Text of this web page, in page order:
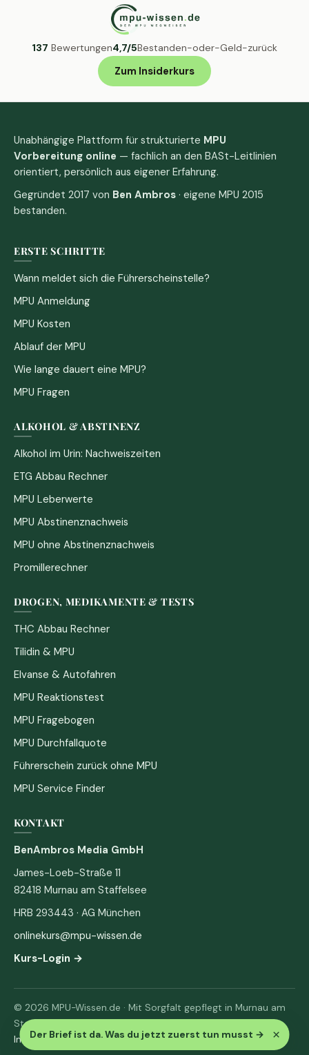
Der Brief ist da. Was du jetzt zuerst tun musst → ×
137 Bewertungen4,7/5Bestanden-oder-Geld-zurück
Zum Insiderkurs
Unabhängige Plattform für strukturierte MPU
Vorbereitung online — fachlich an den BASt-Leitlinien
orientiert, persönlich aus eigener Erfahrung.
Gegründet 2017 von Ben Ambros · eigene MPU 2015
bestanden.
ERSTE SCHRITTE
Wann meldet sich die Führerscheinstelle?
MPU Anmeldung
MPU Kosten
Ablauf der MPU
Wie lange dauert eine MPU?
MPU Fragen
ALKOHOL & ABSTINENZ
Alkohol im Urin: Nachweiszeiten
ETG Abbau Rechner
MPU Leberwerte
MPU Abstinenznachweis
MPU ohne Abstinenznachweis
Promillerechner
DROGEN, MEDIKAMENTE & TESTS
THC Abbau Rechner
Tilidin & MPU
Elvanse & Autofahren
MPU Reaktionstest
MPU Fragebogen
MPU Durchfallquote
Führerschein zurück ohne MPU
MPU Service Finder
KONTAKT
BenAmbros Media GmbH
James-Loeb-Straße 11
82418 Murnau am Staffelsee
HRB 293443 · AG München
onlinekurs@mpu-wissen.de
Kurs-Login →
© 2026 MPU-Wissen.de · Mit Sorgfalt gepflegt in Murnau am
Staffelsee
Impressum· Datenschutz & AGB